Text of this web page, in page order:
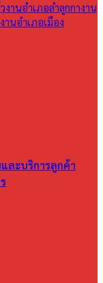
งานอำเภอลำลูกกางาน
งานอำเภอเมือง
ละบริการลูกค้า